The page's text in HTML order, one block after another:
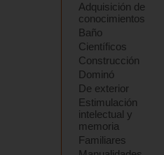
Adquisición de
conocimientos
Baño
Científicos
Construcción
Dominó
De exterior
Estimulación
intelectual y
memoria
Familiares